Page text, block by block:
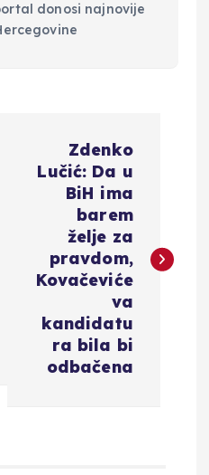
donosi najnovije
Zdenko
Lučić: Da u
BiH ima
barem
želje za
pravdom,
Kovačeviće
va
kandidatu
ra bila bi
odbačena